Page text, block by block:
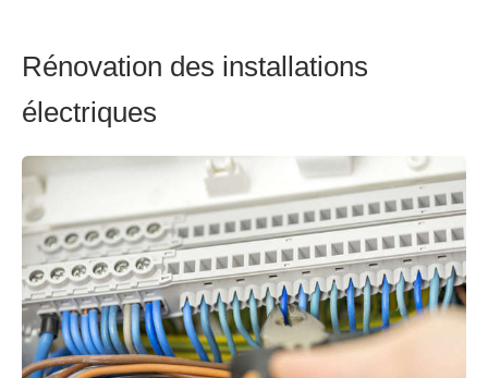
Rénovation des installations
électriques